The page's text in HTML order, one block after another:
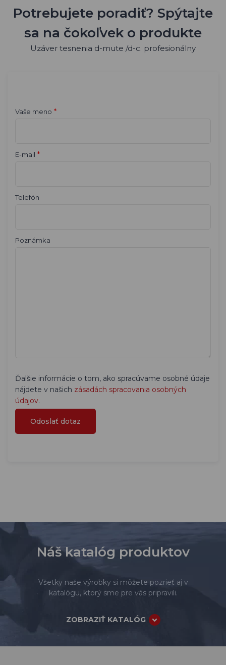
Potrebujete poradiť? Spýtajte
sa na čokoľvek o produkte
Uzáver tesnenia d-mute /d-c. profesionálny
Vaše meno *
E-mail *
Telefón
Poznámka
Ďalšie informácie o tom, ako spracúvame osobné údaje
nájdete v našich zásadách spracovania osobných
údajov.
Náš katalóg produktov
Všetky naše výrobky si môžete pozrieť aj v
katalógu, ktorý sme pre vás pripravili.
ZOBRAZIŤ KATALÓG